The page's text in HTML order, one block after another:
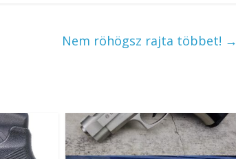
Nem röhögsz rajta többet! →